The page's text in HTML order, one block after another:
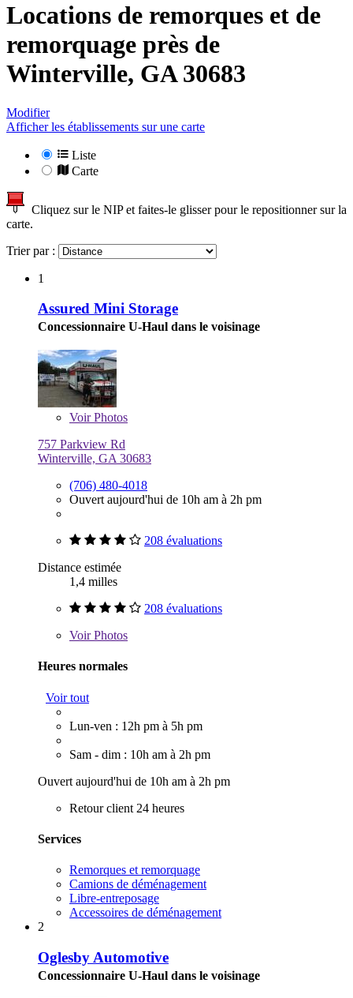
Locations de remorques et de
remorquage près de
Winterville, GA 30683
Modifier
Afficher les établissements sur une carte
Liste
Carte
Cliquez sur le NIP et faites-le glisser pour le repositionner sur la
carte.
Trier par :
1
Assured Mini Storage
Concessionnaire U-Haul dans le voisinage
VoirPhotos
757 Parkview Rd
Winterville, GA 30683
(706) 480-4018
Ouvert aujourd'hui de 10h am à 2h pm
208 évaluations
Distance estimée
1,4 milles
208 évaluations
VoirPhotos
Heures normales
Voir tout
Lun-ven : 12h pm à 5h pm
Sam - dim : 10h am à 2h pm
Ouvert aujourd'hui de 10h am à 2h pm
Retour client 24 heures
Services
Remorques et remorquage
Camions de déménagement
Libre-entreposage
Accessoires de déménagement
2
Oglesby Automotive
Concessionnaire U-Haul dans le voisinage